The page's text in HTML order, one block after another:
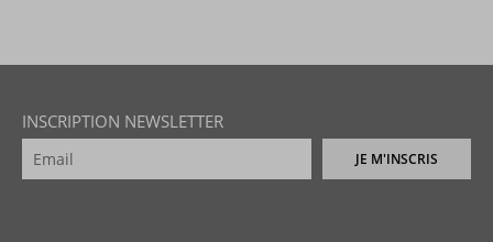
INSCRIPTION NEWSLETTER
JE M'INSCRIS